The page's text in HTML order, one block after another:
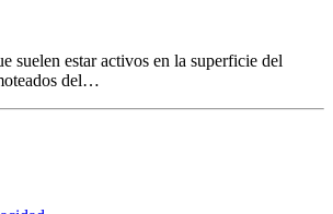
suelen estar activos en la superficie del
del…